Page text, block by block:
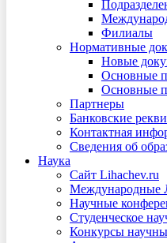
Филиалы
Нормативные
Новые
Основные
Основные
Партнеры
Банковские
Контактная
Сведения об
Наука
Сайт Lihachev.ru
Международные
Научные
Студенческое
Конкурсы